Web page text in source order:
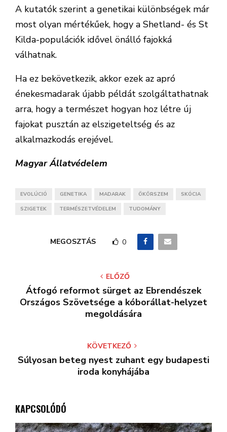
A kutatók szerint a genetikai különbségek már
most olyan mértékűek, hogy a Shetland- és St
Kilda-populációk idővel önálló fajokká
válhatnak.
Ha ez bekövetkezik, akkor ezek az apró
énekesmadarak újabb példát szolgáltathatnak
arra, hogy a természet hogyan hoz létre új
fajokat pusztán az elszigeteltség és az
alkalmazkodás erejével.
Magyar Állatvédelem
EVOLÚCIÓ GENETIKA MADARAK ÖKÖRSZEM SKÓCIA
SZIGETEK TERMÉSZETVÉDELEM TUDOMÁNY
MEGOSZTÁS 0
ELŐZŐ
Átfogó reformot sürget az Ebrendészek
Országos Szövetsége a kóborállat-helyzet
megoldására
KÖVETKEZŐ
Súlyosan beteg nyest zuhant egy budapesti
iroda konyhájába
KAPCSOLÓDÓ